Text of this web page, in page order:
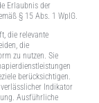
Erlaubnis der
§ 15 Abs. 1 WpIG.
die relevante
die
zu nutzen. Sie
berücksichtigen.
Indikator
Ausführliche